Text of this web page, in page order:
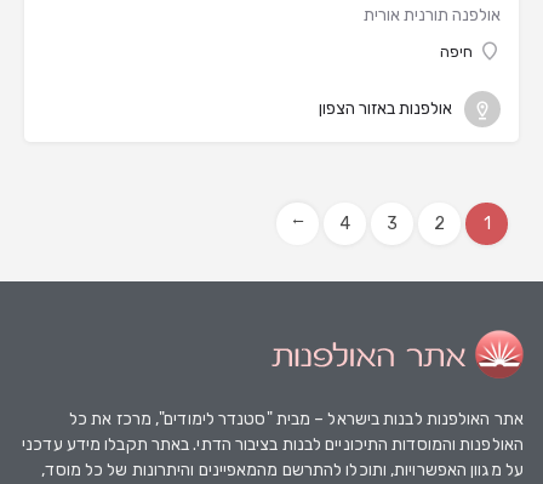
אולפנה תורנית אורית
חיפה
אולפנות באזור הצפון
1
2
3
4
→
אתר האולפנות לבנות בישראל – מבית "סטנדר לימודים", מרכז את כל
האולפנות והמוסדות התיכוניים לבנות בציבור הדתי. באתר תקבלו מידע עדכני
על מגוון האפשרויות, ותוכלו להתרשם מהמאפיינים והיתרונות של כל מוסד,